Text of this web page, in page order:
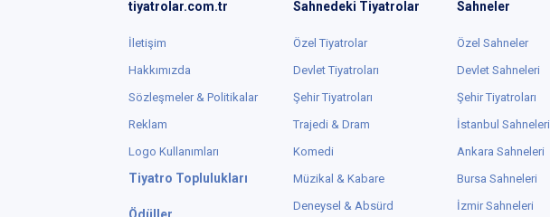
tiyatrolar.com.tr
İletişim
Hakkımızda
Sözleşmeler & Politikalar
Reklam
Logo Kullanımları
Tiyatro Toplulukları
Sahnedeki Tiyatrolar
Özel Tiyatrolar
Devlet Tiyatroları
Şehir Tiyatroları
Trajedi & Dram
Komedi
Müzikal & Kabare
Deneysel & Absürd
Sahneler
Özel Sahneler
Devlet Sahneleri
Şehir Tiyatroları
İstanbul Sahneleri
Ankara Sahneleri
Bursa Sahneleri
İzmir Sahneleri